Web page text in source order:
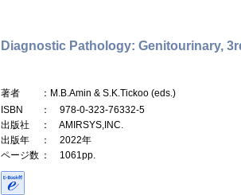
Diagnostic Pathology: Genitourinary,
著者
：M.B.Amin & S.K.Tickoo (eds.)
ISBN
： 978-0-323-76332-5
出版社
： AMIRSYS,INC.
出版年
： 2022年
ページ数 ： 1061pp.